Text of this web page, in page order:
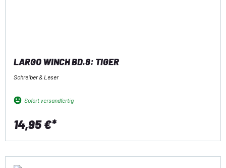
LARGO WINCH BD.8: TIGER
Schreiber & Leser
Sofort versandfertig
14,95 €*